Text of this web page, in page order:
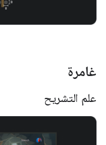
غامرة
علم التشريح